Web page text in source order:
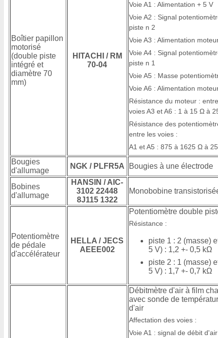
Boîtier papillon
motorisé
(double piste
intégré et
diamètre 70
mm)
HITACHI / RM
70-04
Voie A1 : Alimentation + 5 V
Voie A2 : Signal
piste n 2
Voie A3 : Alimentation
Voie A4 : Signal
piste n 1
Voie A5 : Masse
Voie A6 : Alimentation
Résistance du moteur :
voies A3 et A6 : 1 à 15 Ω à
Résistance des
entre les voies :
A1 et A5 : 875 à 1625 Ω à
Bougies
d'allumage
NGK / PLFR5A Bougies à une électrode
Bobines
d'allumage
HANSIN / AIC-
3102 22448
8J115 1322
Monobobine
Potentiomètre
de pédale
d'accélérateur
HELLA / JECS
AEEE002
Potentiomètre double
Résistance :
piste 1 : 2 (masse)
5 V) : 1,2 +- 0,5 kΩ
piste 2 : 1 (masse)
5 V) : 1,7 +- 0,7 kΩ
Débitmètre d'air à film
avec sonde de
d'air
Affectation des voies :
Voie A1 : signal de débit d'air